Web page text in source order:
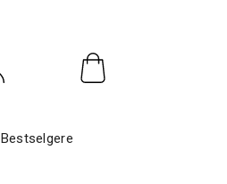
Bestselgere